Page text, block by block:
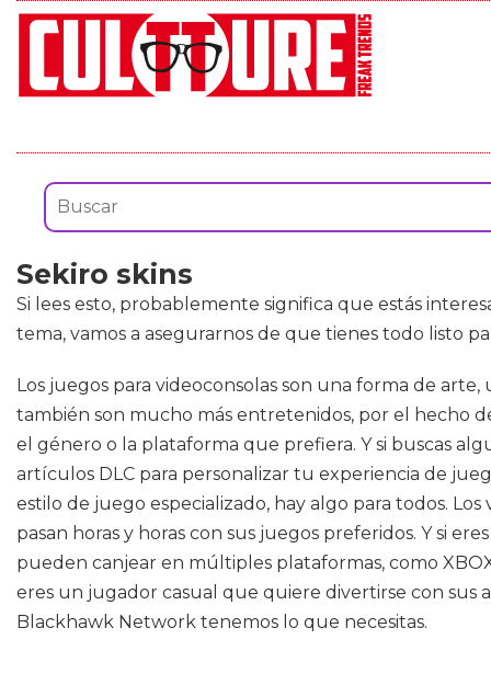
Sekiro skins
Si lees esto, probablemente significa que estás
tema, vamos a asegurarnos de que tienes todo listo
Los juegos para videoconsolas son una forma de
también son mucho más entretenidos, por el hecho
el género o la plataforma que prefiera. Y si buscas
artículos DLC para personalizar tu experiencia de
estilo de juego especializado, hay algo para todos.
pasan horas y horas con sus juegos preferidos. Y si
pueden canjear en múltiples plataformas, como
eres un jugador casual que quiere divertirse con sus
Blackhawk Network tenemos lo que necesitas.